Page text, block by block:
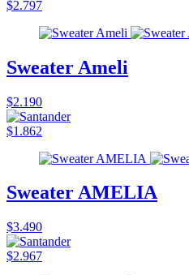
$2.797
Sweater Ameli
$2.190
$1.862
Sweater AMELIA
$3.490
$2.967